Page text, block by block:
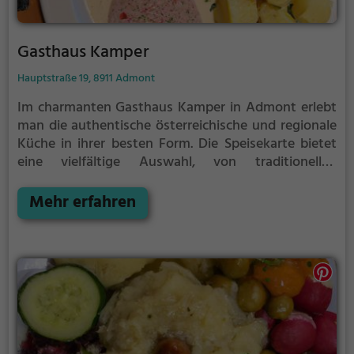
Gasthaus Kamper
Hauptstraße 19, 8911 Admont
Im charmanten Gasthaus Kamper in Admont erlebt
man die authentische österreichische und regionale
Küche in ihrer besten Form. Die Speisekarte bietet
eine vielfältige Auswahl, von traditionellen
veganen und vegetarischen Spezialitäten. Die
gemütliche Atmosphäre lädt zum Verweilen ein und
gelungenen Besuch. Ob alleine, mit Freunden oder
der Familie - im Gasthaus Kamper wird man
kulinarisch verwöhnt und erlebt echte
Gastfreundschaft.
Mehr erfahren